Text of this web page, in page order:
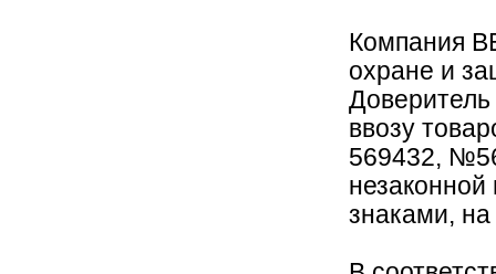
Компания
охране и
Доверитель
ввозу
569432,
знаками,